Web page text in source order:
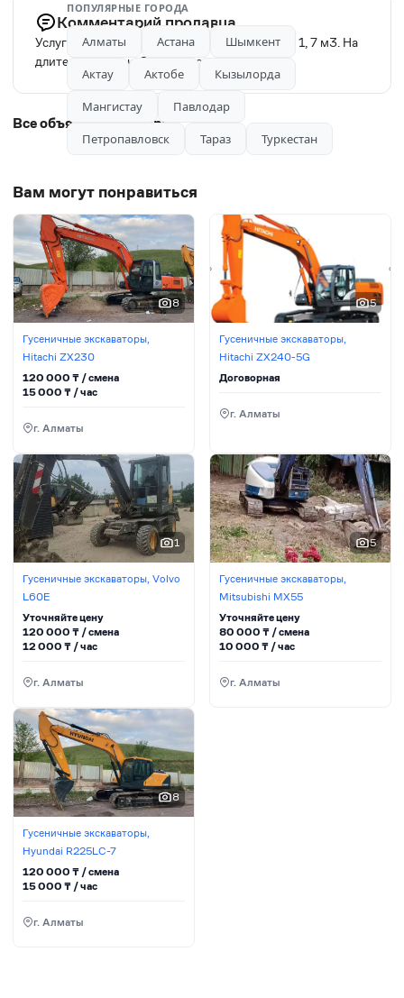
Комментарий продавца
Услуга гусеничного экскаватора CAT 324 DL 1, 7 м3. На
длительный срок. Опытный оператор.
Все объявления автора
Вам могут понравиться
8
Гусеничные экскаваторы,
Hitachi ZX230
120 000 ₸ / сменa
15 000 ₸ / час
г. Алматы
5
Гусеничные экскаваторы,
Hitachi ZX240-5G
Договорная
г. Алматы
1
Гусеничные экскаваторы, Volvo
L60E
Уточняйте цену
120 000 ₸ / сменa
12 000 ₸ / час
г. Алматы
5
Гусеничные экскаваторы,
Mitsubishi MX55
Уточняйте цену
80 000₸ / сменa
10 000₸ / час
г. Алматы
8
Гусеничные экскаваторы,
Hyundai R225LC-7
120 000 ₸ / сменa
15 000 ₸ / час
г. Алматы
ПОПУЛЯРНЫЕ ГОРОДА
Алматы Астана
Шымкент
Актау
Актобе
Кызылорда
Мангистау
Павлодар
Петропавловск
Тараз Туркестан